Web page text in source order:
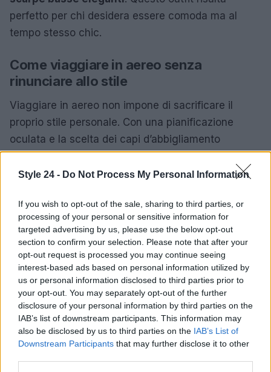
Style 24 - Do Not Process My Personal Information
If you wish to opt-out of the sale, sharing to third parties, or
processing of your personal or sensitive information for
targeted advertising by us, please use the below opt-out
section to confirm your selection. Please note that after your
opt-out request is processed you may continue seeing
interest-based ads based on personal information utilized by
us or personal information disclosed to third parties prior to
your opt-out. You may separately opt-out of the further
disclosure of your personal information by third parties on the
IAB’s list of downstream participants. This information may
also be disclosed by us to third parties on the IAB’s List of
Downstream Participants that may further disclose it to other
perfetto per chi desidera essere comoda ma al
tempo stesso chic.
Come viaggiare in aereo senza
rinunciare allo stile
Viaggiare in aereo non impone di sacrificare il
proprio stile personale. Con una pianificazione
oculata e la scelta dei capi d’abbigliamento
appropriati, è possibile affrontare gli spostamenti
con un look che riflette la propria personalità. È
altrettanto importante integrare un tocco di
eleganza che consenta di sentirsi al meglio durante
il viaggio.
AUTORE
Staff